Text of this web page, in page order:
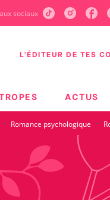
sociaux
L'ÉDITEUR DE TES
ACTUS
· Romance psychologique ·